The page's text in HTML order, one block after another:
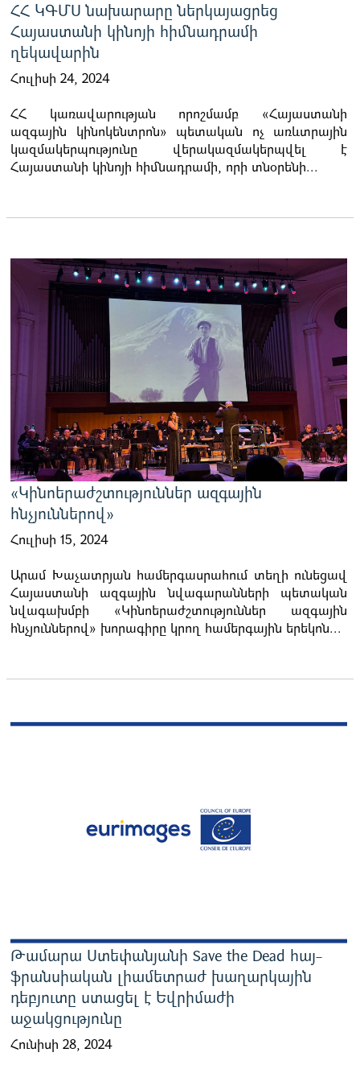
ՀՀ ԿԳՄՍ նախարարը ներկայացրեց
Հայաստանի կինոյի հիմնադրամի
ղեկավարին
Հուլիսի 24, 2024
ՀՀ կառավարության որոշմամբ «Հայաստանի
ազգային կինոկենտրոն» պետական ոչ առևտրային
կազմակերպությունը վերակազմակերպվել է
Հայաստանի կինոյի հիմնադրամի, որի տնօրենի...
«Կինոերաժշտություններ ազգային
հնչյուններով»
Հուլիսի 15, 2024
Արամ Խաչատրյան համերգասրահում տեղի ունեցավ
Հայաստանի ազգային նվագարանների պետական
նվագախմբի «Կինոերաժշտություններ ազգային
հնչյուններով» խորագիրը կրող համերգային երեկոն...
Թամարա Ստեփանյանի Save the Dead հայ-
ֆրանսիական լիամետրաժ խաղարկային
դեբյուտը ստացել է Եվրիմաժի
աջակցությունը
Հունիսի 28, 2024